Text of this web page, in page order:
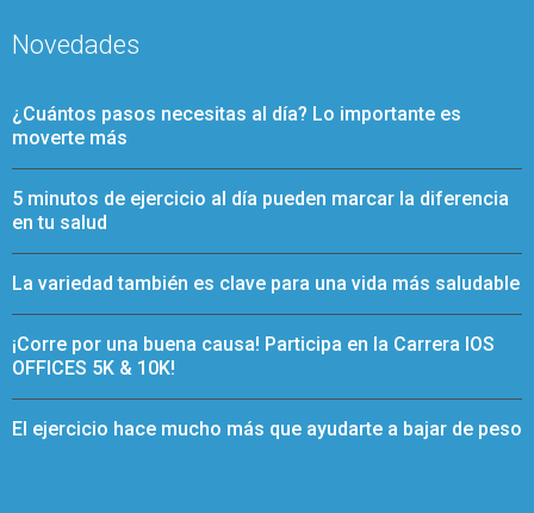
Novedades
¿Cuántos pasos necesitas al día? Lo importante es
moverte más
5 minutos de ejercicio al día pueden marcar la diferencia
en tu salud
La variedad también es clave para una vida más saludable
¡Corre por una buena causa! Participa en la Carrera IOS
OFFICES 5K & 10K!
El ejercicio hace mucho más que ayudarte a bajar de peso